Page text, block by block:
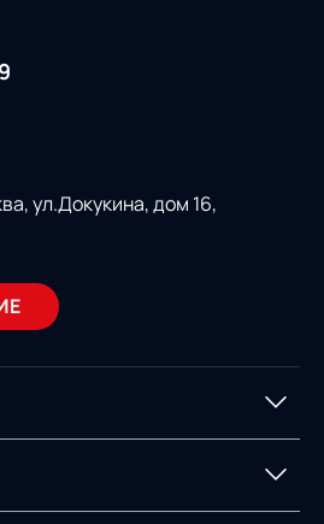
ул.Докукина, дом 16,